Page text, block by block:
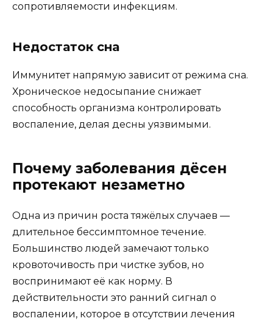
сопротивляемости инфекциям.
Недостаток сна
Иммунитет напрямую зависит от режима сна.
Хроническое недосыпание снижает
способность организма контролировать
воспаление, делая десны уязвимыми.
Почему заболевания дёсен
протекают незаметно
Одна из причин роста тяжёлых случаев —
длительное бессимптомное течение.
Большинство людей замечают только
кровоточивость при чистке зубов, но
воспринимают её как норму. В
действительности это ранний сигнал о
воспалении, которое в отсутствии лечения